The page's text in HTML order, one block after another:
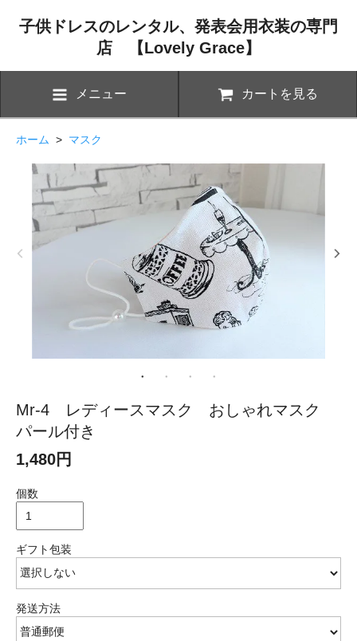
子供ドレスのレンタル、発表会用衣装の専門
店 【Lovely Grace】
メニュー カートを見る
ホーム > マスク
Mr-4 レディースマスク おしゃれマスク
パール付き
1,480円
個数
ギフト包装
発送方法